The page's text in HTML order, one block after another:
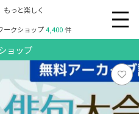
もっと楽しく
ークショップ4,400件
ョップ